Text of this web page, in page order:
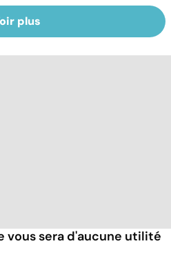
plus
vous sera d'aucune utilité